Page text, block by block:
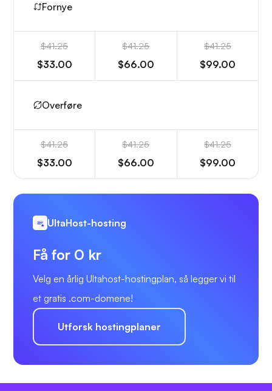
Fornye
$41.25
$33.00
$41.25
$66.00
$41.25
$99.00
Overføre
$41.25
$33.00
$41.25
$66.00
$41.25
$99.00
UltaHost-hosting
Få for 0 kr
Velg en årlig Ultahost-hostingplan, så legger vi til
et gratis .com-domene!
Utforsk hostingplaner